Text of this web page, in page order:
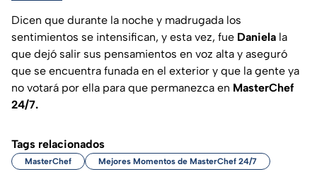
Dicen que durante la noche y madrugada los
sentimientos se intensifican, y esta vez, fue Daniela la
que dejó salir sus pensamientos en voz alta y aseguró
que se encuentra funada en el exterior y que la gente ya
no votará por ella para que permanezca en MasterChef
24/7.
Tags relacionados
MasterChef Mejores Momentos de MasterChef 24/7